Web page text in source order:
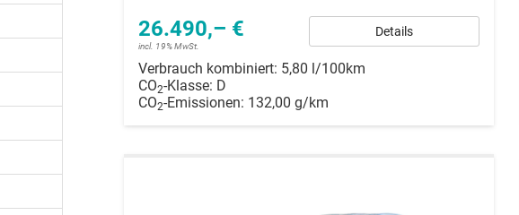
26.490,– €
incl. 19% MwSt.
Details
Verbrauch kombiniert: 5,80 l/100km
CO2-Klasse: D
CO2-Emissionen: 132,00 g/km